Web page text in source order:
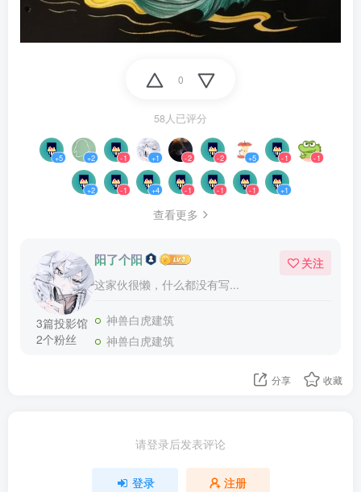
0
58人已评分
+5 +2 -1 +1 -2 -2 +5 -1 -1
+2 -1 +4 -1 -1 -1 +1
查看更多
3篇投影馆
2个粉丝
阳了个阳
这家伙很懒，什么都没有写...
关注
神兽白虎建筑
神兽白虎建筑
分享 收藏
请登录后发表评论
登录 注册